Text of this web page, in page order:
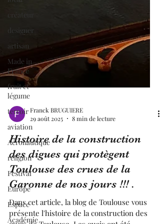
créateur
designer
artisan
Made in
France
fruit et
légume
terroir
aviation
Aéronautique
religion
Festival
Europe
Espace
Académie
Franck BRUGUIERE
29 août 2025
8 min de lecture
Histoire de la construction
des digues qui protègent
Toulouse des crues de la
Garonne de nos jours !!! .